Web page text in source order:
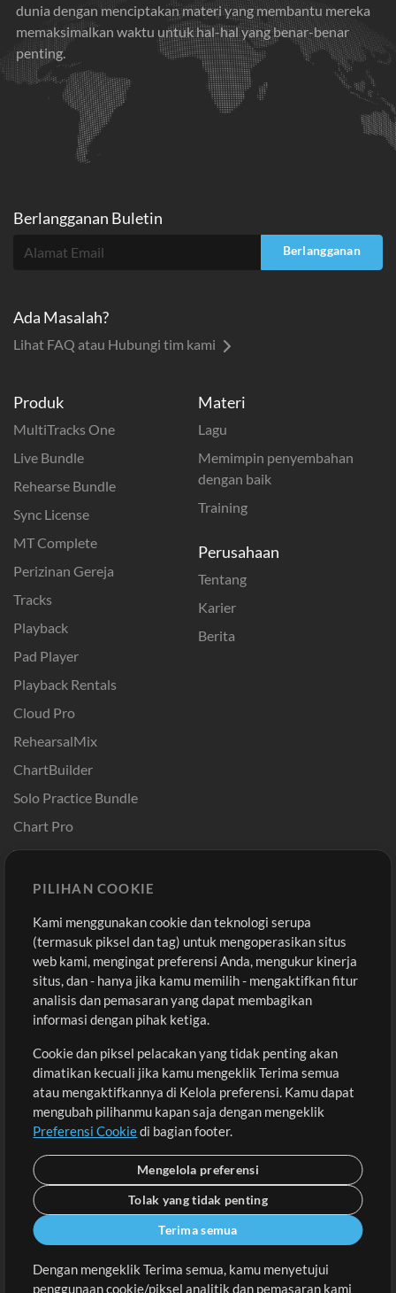
dunia dengan menciptakan materi yang membantu mereka
memaksimalkan waktu untuk hal-hal yang benar-benar
penting.
Produk
MultiTracks One
Live Bundle
Rehearse Bundle
Sync License
MT Complete
Perizinan Gereja
Tracks
Playback
Pad Player
Playback Rentals
Cloud Pro
RehearsalMix
ChartBuilder
Solo Practice Bundle
Chart Pro
Template ProPresenter
Sound
Materi
Lagu
Memimpin penyembahan
dengan baik
Training
Perusahaan
Tentang
Karier
Berita
Pembelian
Beli Kredit
Konten Gratis
Permintaan Lagu
Lain-lain
Sesi
Kirimkan musik kamu
Playlist
MT Conference
Akun
Masuk
Daftar
Lihat Keranjang
Berlangganan Buletin
Berlangganan
Ada Masalah?
Lihat FAQ atau Hubungi tim kami
PILIHAN COOKIE
Kami menggunakan cookie dan teknologi serupa
(termasuk piksel dan tag) untuk mengoperasikan situs
web kami, mengingat preferensi Anda, mengukur kinerja
situs, dan - hanya jika kamu memilih - mengaktifkan fitur
analisis dan pemasaran yang dapat membagikan
informasi dengan pihak ketiga.
Cookie dan piksel pelacakan yang tidak penting akan
dimatikan kecuali jika kamu mengeklik Terima semua
atau mengaktifkannya di Kelola preferensi. Kamu dapat
mengubah pilihanmu kapan saja dengan mengeklik
Preferensi Cookiedi bagian footer.
Mengelola preferensi
Tolak yang tidak penting
Terima semua
Dengan mengeklik Terima semua, kamu menyetujui
penggunaan cookie/piksel analitik dan pemasaran kami